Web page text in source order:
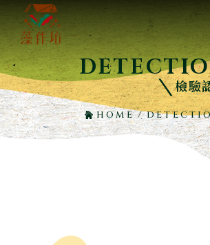
檢驗
HOME /